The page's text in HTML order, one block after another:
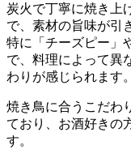
炭火で丁寧に焼き上
で、素材の旨味が引
特に「チーズピー」
で、料理によって異
わりが感じられます。
焼き鳥に合うこだわ
ており、お酒好きの
す。